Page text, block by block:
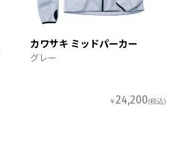
カワサキ ミッドパーカー
グレー
￥24,200(税込)